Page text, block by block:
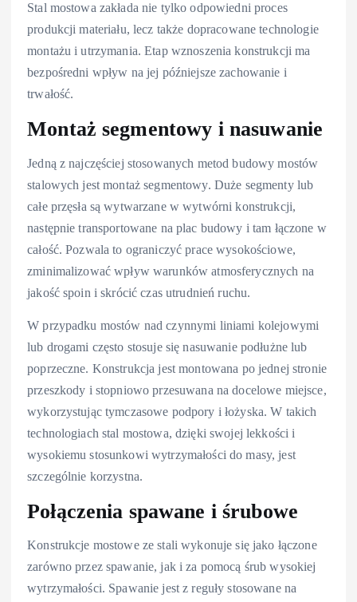
Stal mostowa zakłada nie tylko odpowiedni proces
produkcji materiału, lecz także dopracowane technologie
montażu i utrzymania. Etap wznoszenia konstrukcji ma
bezpośredni wpływ na jej późniejsze zachowanie i
trwałość.
Montaż segmentowy i nasuwanie
Jedną z najczęściej stosowanych metod budowy mostów
stalowych jest montaż segmentowy. Duże segmenty lub
całe przęsła są wytwarzane w wytwórni konstrukcji,
następnie transportowane na plac budowy i tam łączone w
całość. Pozwala to ograniczyć prace wysokościowe,
zminimalizować wpływ warunków atmosferycznych na
jakość spoin i skrócić czas utrudnień ruchu.
W przypadku mostów nad czynnymi liniami kolejowymi
lub drogami często stosuje się nasuwanie podłużne lub
poprzeczne. Konstrukcja jest montowana po jednej stronie
przeszkody i stopniowo przesuwana na docelowe miejsce,
wykorzystując tymczasowe podpory i łożyska. W takich
technologiach stal mostowa, dzięki swojej lekkości i
wysokiemu stosunkowi wytrzymałości do masy, jest
szczególnie korzystna.
Połączenia spawane i śrubowe
Konstrukcje mostowe ze stali wykonuje się jako łączone
zarówno przez spawanie, jak i za pomocą śrub wysokiej
wytrzymałości. Spawanie jest z reguły stosowane na